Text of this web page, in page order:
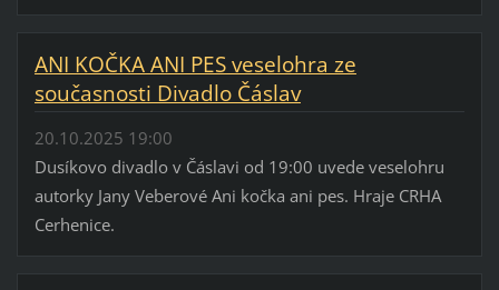
ANI KOČKA ANI PES veselohra ze
současnosti Divadlo Čáslav
20.10.2025 19:00
Dusíkovo divadlo v Čáslavi od 19:00 uvede veselohru
autorky Jany Veberové Ani kočka ani pes. Hraje CRHA
Cerhenice.